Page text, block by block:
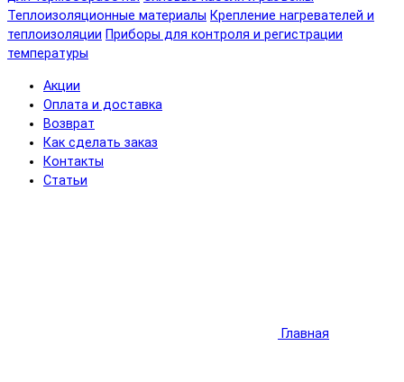
Теплоизоляционные материалы Крепление нагревателей и
теплоизоляции Приборы для контроля и регистрации
температуры
Акции
Оплата и доставка
Возврат
Как сделать заказ
Контакты
Статьи
Главная